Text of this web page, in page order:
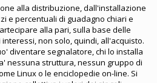
alla distribuzione, dall'installazione
e percentuali di guadagno chiari e
alla pari, sulla base delle
non solo, quindi, all'acquisto.
diventare segnalatore, chi lo installa
nessuna struttura, nessun gruppo di
Linux o le enciclopedie on-line. Si